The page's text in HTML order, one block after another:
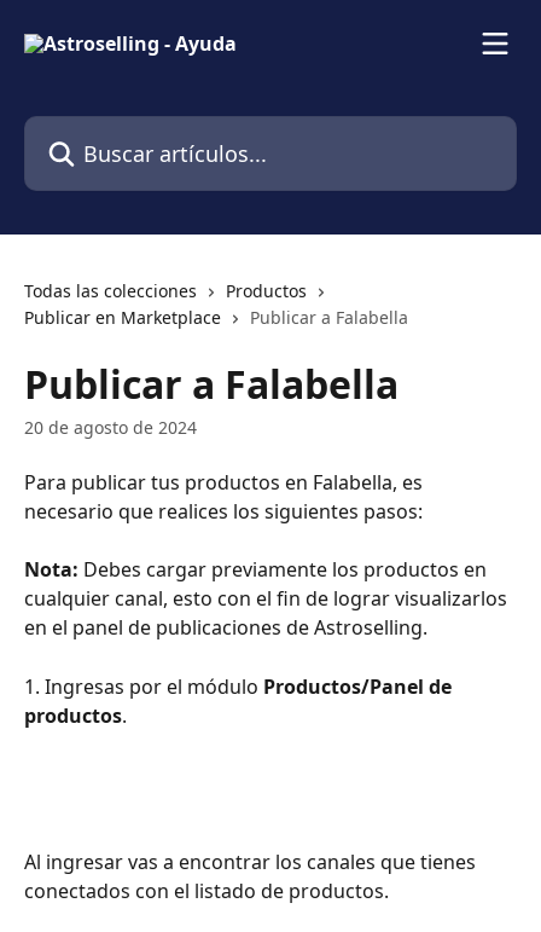
Buscar artículos...
Todas las colecciones
Productos
Publicar en Marketplace
Publicar a Falabella
Publicar a Falabella
20 de agosto de 2024
Para publicar tus productos en Falabella, es
necesario que realices los siguientes pasos:
Nota: Debes cargar previamente los productos en
cualquier canal, esto con el fin de lograr visualizarlos
en el panel de publicaciones de Astroselling.
1. Ingresas por el módulo Productos/Panel de
productos.
Al ingresar vas a encontrar los canales que tienes
conectados con el listado de productos.